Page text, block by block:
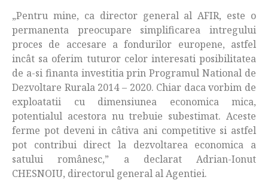
„Pentru mine, ca director general al AFIR, este o
permanenta preocupare simplificarea intregului
proces de accesare a fondurilor europene, astfel
incât sa oferim tuturor celor interesati posibilitatea
de a-si finanta investitia prin Programul National de
Dezvoltare Rurala 2014 – 2020. Chiar daca vorbim de
exploatatii cu dimensiunea economica mica,
potentialul acestora nu trebuie subestimat. Aceste
ferme pot deveni in câtiva ani competitive si astfel
pot contribui direct la dezvoltarea economica a
satului românesc,” a declarat Adrian-Ionut
CHESNOIU, directorul general al Agentiei.